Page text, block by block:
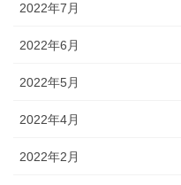
2022年7月
2022年6月
2022年5月
2022年4月
2022年2月